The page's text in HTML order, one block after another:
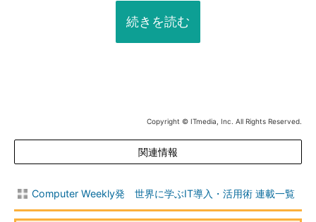
続きを読む
Copyright © ITmedia, Inc. All Rights Reserved.
関連情報
Computer Weekly発 世界に学ぶIT導入・活用術 連載一覧